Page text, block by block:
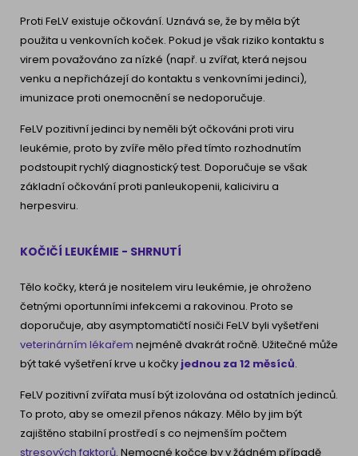
Proti FeLV existuje očkování. Uznává se, že by měla být
použita u venkovních koček. Pokud je však riziko kontaktu s
virem považováno za nízké (např. u zvířat, která nejsou
venku a nepřicházejí do kontaktu s venkovními jedinci),
imunizace proti onemocnění se nedoporučuje.
FeLV pozitivní jedinci by neměli být očkováni proti viru
leukémie, proto by zvíře mělo před tímto rozhodnutím
podstoupit rychlý diagnostický test. Doporučuje se však
základní očkování proti panleukopenii, kaliciviru a
herpesviru.
KOČIČÍ LEUKÉMIE - SHRNUTÍ
Tělo kočky, která je nositelem viru leukémie, je ohroženo
četnými oportunními infekcemi a rakovinou. Proto se
doporučuje, aby asymptomatičtí nosiči FeLV byli vyšetřeni
veterinárním lékařem nejméně dvakrát ročně. Užitečné může
být také vyšetření krve u kočky jednou za 12 měsíců.
FeLV pozitivní zvířata musí být izolována od ostatních jedinců.
To proto, aby se omezil přenos nákazy. Mělo by jim být
zajištěno stabilní prostředí s co nejmenším počtem
stresových faktorů. Nemocné kočce by v žádném případě